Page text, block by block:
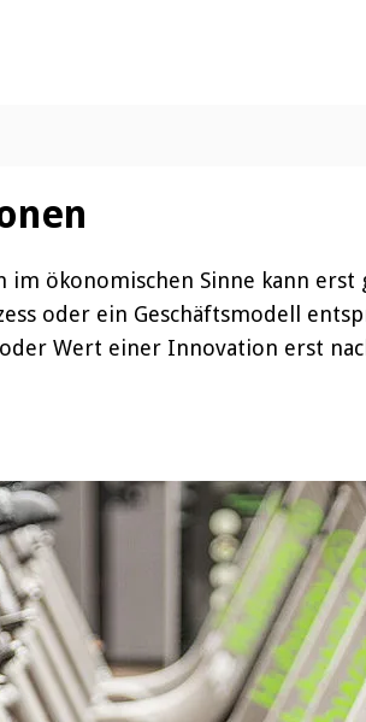
im ökonomischen Sinne kann
oder ein Geschäftsmodell
Wert einer Innovation erst